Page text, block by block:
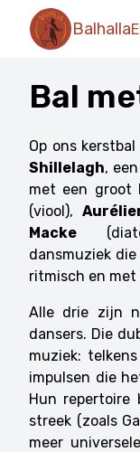
Balhalla
Bal
Op ons
Shillelagh,
met een groot
(viool),
Macke
dansmuziek
ritmisch en met
Alle drie zijn
dansers. Die
muziek:
impulsen die
Hun
streek (zoals
meer